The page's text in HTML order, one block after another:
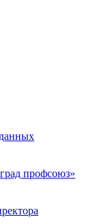
профсоюз»